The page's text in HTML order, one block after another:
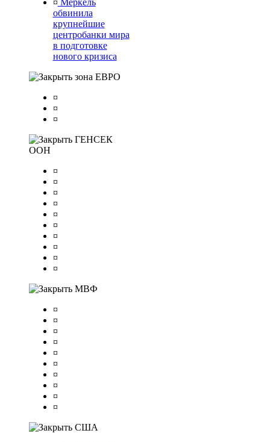
¤ Меркель
обвинила
крупнейшие
центробанки мира
в подготовке
нового кризиса
зона ЕВРО
¤
¤
¤
ГЕНСЕК
ООН
¤
¤
¤
¤
¤
¤
¤
¤
¤
¤
МВФ
¤
¤
¤
¤
¤
¤
¤
¤
¤
¤
США